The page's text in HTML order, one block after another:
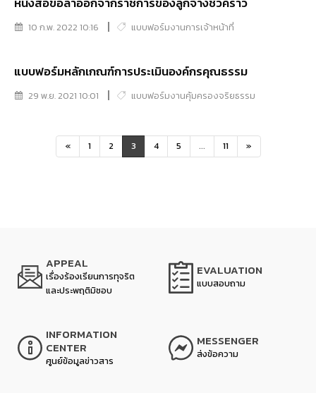
10 ก.พ. 2022 10:16 แบบฟอร์มงานการเจ้าหน้าที่
แบบฟอร์มหลักเกณฑ์การประเมินองค์กรคุณธรรม
29 พ.ย. 2021 10:01 แบบฟอร์มงานคุ้มครองจริยธรรม
« 1 2 3 4 5 ... 11 »
APPEAL
เรื่องร้องเรียนการทุจริต
และประพฤติมิชอบ
EVALUATION
แบบสอบถาม
INFORMATION
CENTER
ศูนย์ข้อมูลข่าวสาร
MESSENGER
ส่งข้อความ